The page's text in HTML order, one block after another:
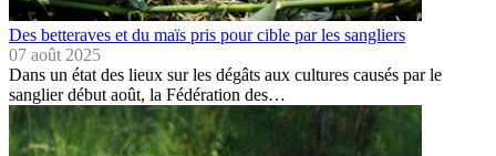
Des betteraves et du maïs pris pour cible par les sangliers
07 août 2025
Dans un état des lieux sur les dégâts aux cultures causés par le
sanglier début août, la Fédération des…